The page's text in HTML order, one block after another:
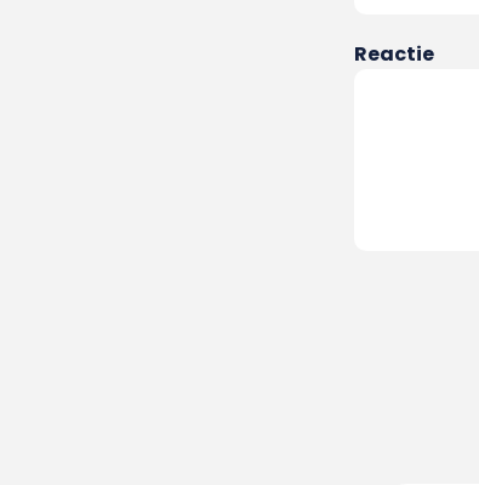
Reactie